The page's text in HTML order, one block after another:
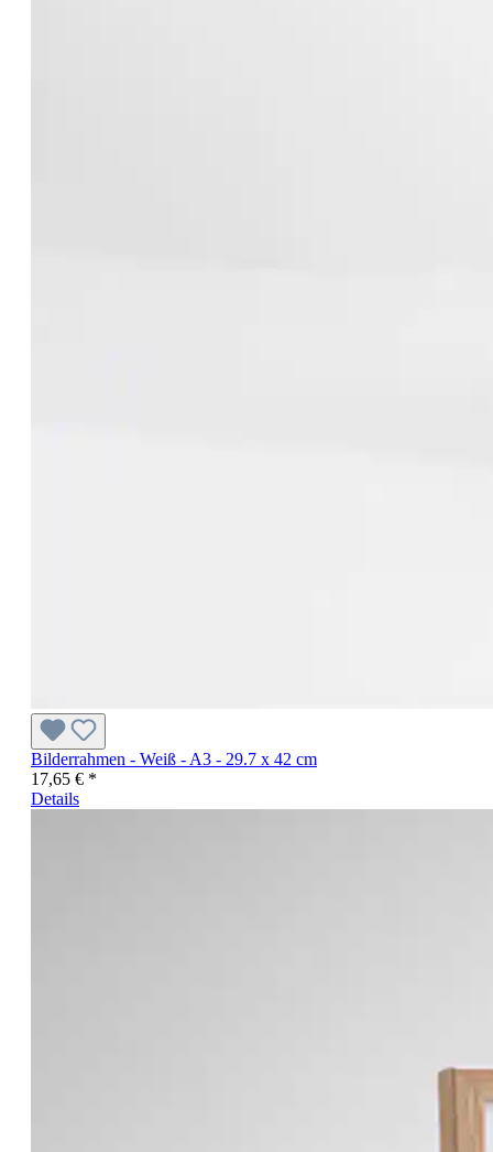
Bilderrahmen - Weiß - A3 - 29.7 x 42 cm
17,65 € *
Details